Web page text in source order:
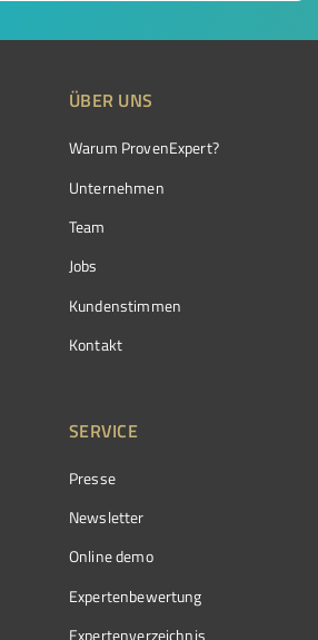
ÜBER UNS
Warum ProvenExpert?
Unternehmen
Team
Jobs
Kundenstimmen
Kontakt
SERVICE
Presse
Newsletter
Online demo
Expertenbewertung
Expertenverzeichnis